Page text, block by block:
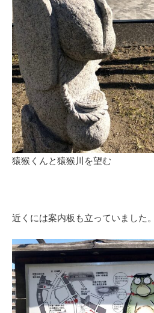
猿猴くんと猿猴川を望む
近くには案内板も立っていました。